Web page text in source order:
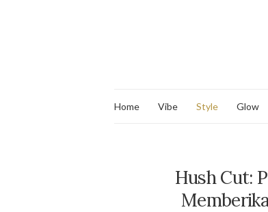
Home Vibe Style Glow
Hush Cut: